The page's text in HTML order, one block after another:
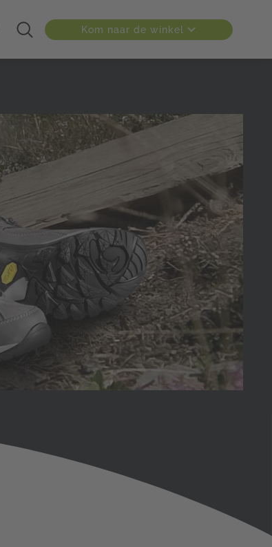
Kom naar de winkel